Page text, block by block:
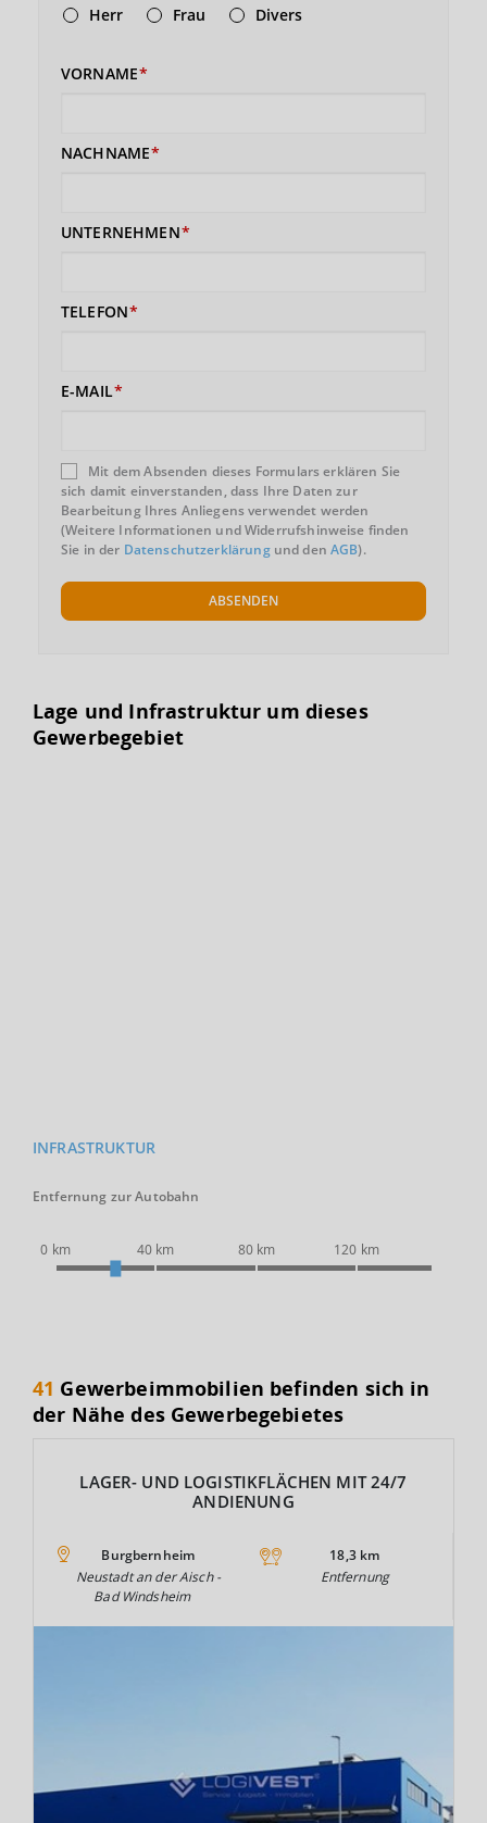
Herr
Frau Divers
VORNAME
NACHNAME
UNTERNEHMEN
TELEFON
E-MAIL
Mit dem Absenden dieses Formulars erklären Sie
sich damit einverstanden, dass Ihre Daten zur
Bearbeitung Ihres Anliegens verwendet werden
(Weitere Informationen und Widerrufshinweise finden
Sie in der Datenschutzerklärungund denAGB).
ABSENDEN
Lage und Infrastruktur um dieses
Gewerbegebiet
INFRASTRUKTUR
Entfernung zur Autobahn
0 km 40 km 80 km 120 km
41 Gewerbeimmobilien befinden sich in
der Nähe des Gewerbegebietes
LAGER- UND LOGISTIKFLÄCHEN MIT 24/7
ANDIENUNG
Burgbernheim
Neustadt an der Aisch -
Bad Windsheim
18,3 km
Entfernung